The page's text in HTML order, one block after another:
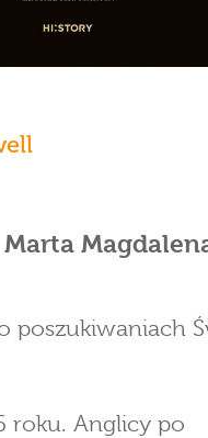
poszukiwaniach
roku. Anglicy po